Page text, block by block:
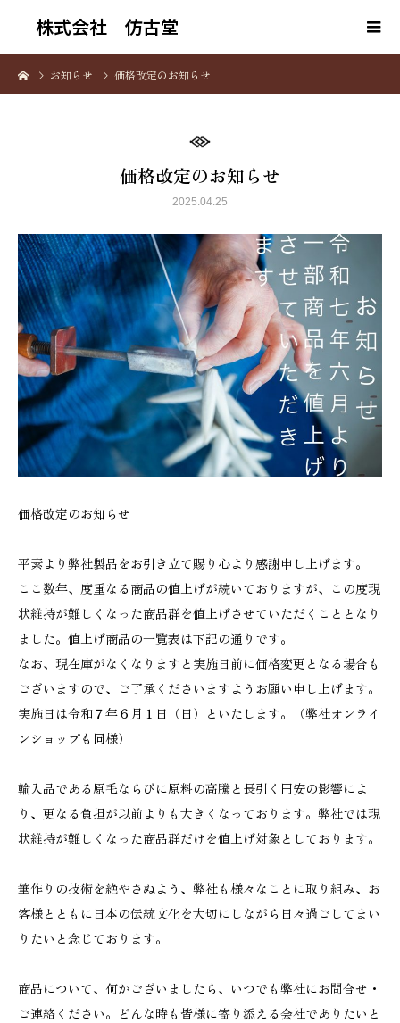
株式会社 仿古堂
お知らせ 価格改定のお知らせ
価格改定のお知らせ
2025.04.25
価格改定のお知らせ
平素より弊社製品をお引き立て賜り心より感謝申し上げます。
ここ数年、度重なる商品の値上げが続いておりますが、この度現
状維持が難しくなった商品群を値上げさせていただくこととなり
ました。値上げ商品の一覧表は下記の通りです。
なお、現在庫がなくなりますと実施日前に価格変更となる場合も
ございますので、ご了承くださいますようお願い申し上げます。
実施日は令和７年６月１日（日）といたします。（弊社オンライ
ンショップも同様）
輸入品である原毛ならびに原料の高騰と長引く円安の影響によ
り、更なる負担が以前よりも大きくなっております。弊社では現
状維持が難しくなった商品群だけを値上げ対象としております。
筆作りの技術を絶やさぬよう、弊社も様々なことに取り組み、お
客様とともに日本の伝統文化を大切にしながら日々過ごしてまい
りたいと念じております。
商品について、何かございましたら、いつでも弊社にお問合せ・
ご連絡ください。どんな時も皆様に寄り添える会社でありたいと